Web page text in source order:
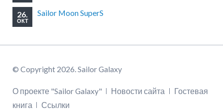
26.
ОКТ
Sailor Moon SuperS
© Copyright 2026. Sailor Galaxy
Пропустить
навигацию
О проекте "Sailor Galaxy" Новости сайта
Гостевая
книга
Ссылки